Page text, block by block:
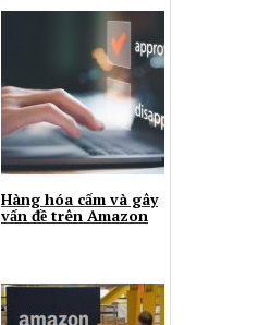
Hàng hóa cấm và gây
vấn đề trên Amazon